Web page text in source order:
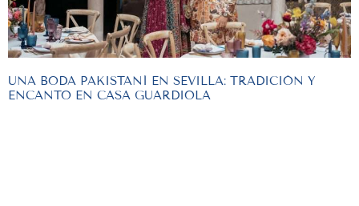
UNA BODA PAKISTANÍ EN SEVILLA: TRADICIÓN Y
ENCANTO EN CASA GUARDIOLA